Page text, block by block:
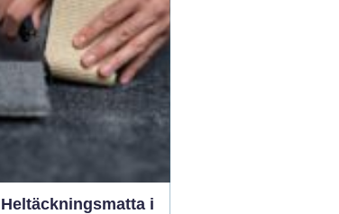
använder. Värdet kan
vara allt från några
hundralappar till
tiotusentals kronor. ...
Heltäckningsmatta i